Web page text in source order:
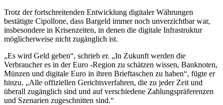
Trotz der fortschreitenden Entwicklung digitaler Währungen
bestätigte Cipollone, dass Bargeld immer noch unverzichtbar war,
insbesondere in Krisenzeiten, in denen die digitale Infrastruktur
möglicherweise nicht zugänglich ist.
„Es wird Geld geben“, schrieb er. „In Zukunft werden die
Verbraucher es in der Euro -Region zu schätzen wissen, Banknoten,
Münzen und digitale Euro in ihren Brieftaschen zu haben“, fügte er
hinzu. „Alle offiziellen Gerichtsverfahren, die zu jeder Zeit und
überall zugänglich sind und auf verschiedene Zahlungspräferenzen
und Szenarien zugeschnitten sind.“